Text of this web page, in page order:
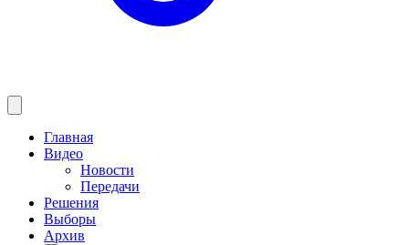
Главная
Видео
Новости
Передачи
Решения
Выборы
Архив